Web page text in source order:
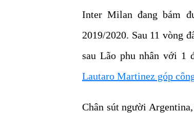
Inter Milan đang bám
2019/2020. Sau 11 vòng
sau Lão phu nhân với
Lautaro Martinez góp
Chân sút người